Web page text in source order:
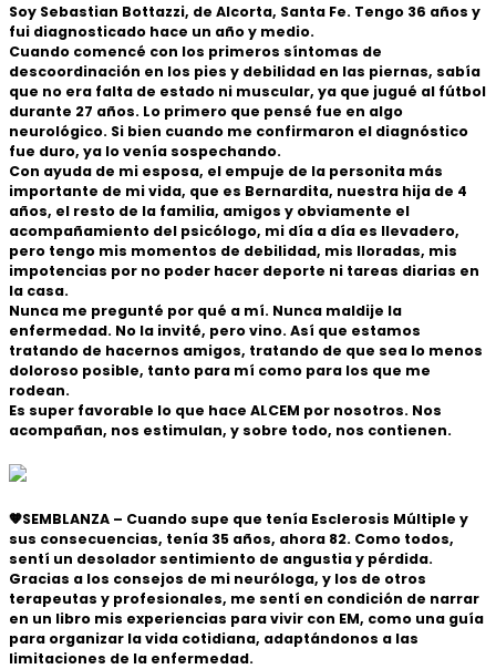
Soy Sebastian Bottazzi, de Alcorta, Santa Fe. Tengo 36 años y
fui diagnosticado hace un año y medio.
Cuando comencé con los primeros síntomas de
descoordinación en los pies y debilidad en las piernas, sabía
que no era falta de estado ni muscular, ya que jugué al fútbol
durante 27 años. Lo primero que pensé fue en algo
neurológico. Si bien cuando me confirmaron el diagnóstico
fue duro, ya lo venía sospechando.
Con ayuda de mi esposa, el empuje de la personita más
importante de mi vida, que es Bernardita, nuestra hija de 4
años, el resto de la familia, amigos y obviamente el
acompañamiento del psicólogo, mi día a día es llevadero,
pero tengo mis momentos de debilidad, mis lloradas, mis
impotencias por no poder hacer deporte ni tareas diarias en
la casa.
Nunca me pregunté por qué a mí. Nunca maldije la
enfermedad. No la invité, pero vino. Así que estamos
tratando de hacernos amigos, tratando de que sea lo menos
doloroso posible, tanto para mí como para los que me
rodean.
Es super favorable lo que hace ALCEM por nosotros. Nos
acompañan, nos estimulan, y sobre todo, nos contienen.
🧡SEMBLANZA – Cuando supe que tenía Esclerosis Múltiple y
sus consecuencias, tenía 35 años, ahora 82. Como todos,
sentí un desolador sentimiento de angustia y pérdida.
Gracias a los consejos de mi neuróloga, y los de otros
terapeutas y profesionales, me sentí en condición de narrar
en un libro mis experiencias para vivir con EM, como una guía
para organizar la vida cotidiana, adaptándonos a las
limitaciones de la enfermedad.